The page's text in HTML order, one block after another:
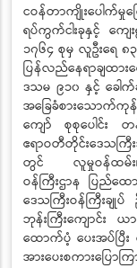
ငဝန်တာကျိုးပေါက်
ရပ်ကွက်ငါးခုနှင့် ကျ
၁၇၆၄ စုမှ လူဦးရေ
ပြန်လည်နေရာချထာ
ဒသမ ၉၁၀ နှင့် ခေါ
အခြေခံစားသောက်ကု
ကျော် စုစုပေါင်း
ဧရာဝတီတိုင်းဒေသက
တွင် လူမှုဝန်ထမ်း၊
ဝန်ကြီးဌာန ပြည်ထ
ဒေသကြီးဝန်ကြီးချုပ်
ဘုန်းကြီးကျောင်း
ထောက်ပံ့ ပေးအပ်ပြီး
အားပေးစကားပြောက